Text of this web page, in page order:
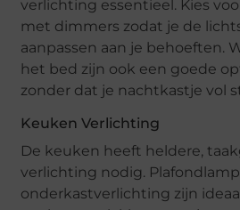
verlichting essentieel. Kies
met dimmers zodat je de
aanpassen aan je behoeften.
het bed zijn ook een goede
zonder dat je nachtkastje vol
Keuken Verlichting
De keuken heeft heldere,
verlichting nodig.
onderkastverlichting zijn